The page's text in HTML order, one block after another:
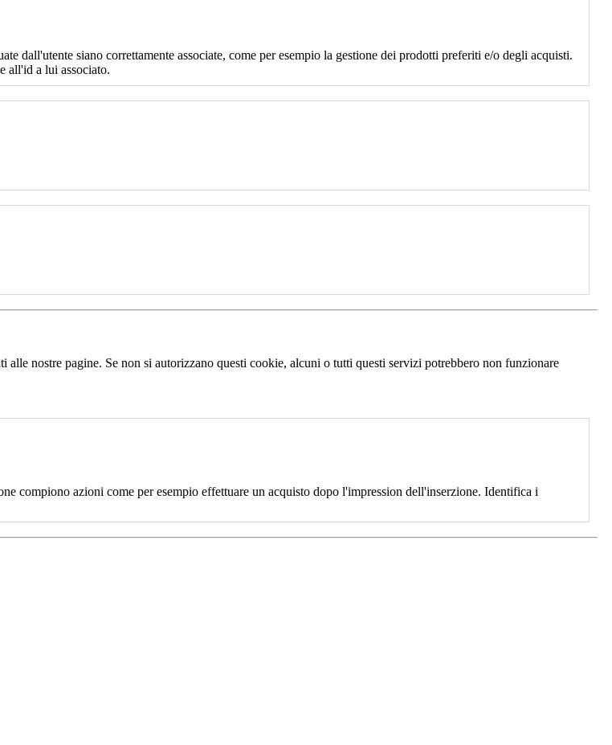
dall'utente siano correttamente associate, come per esempio la gestione dei prodotti preferiti e/o degli acquisti.
all'id a lui associato.
nostre pagine. Se non si autorizzano questi cookie, alcuni o tutti questi servizi potrebbero non funzionare
compiono azioni come per esempio effettuare un acquisto dopo l'impression dell'inserzione. Identifica i